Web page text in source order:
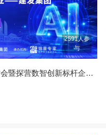
2591人参
与
2026企业智能化转型闭门研讨会暨探营数智创新标杆企业——厦门建发